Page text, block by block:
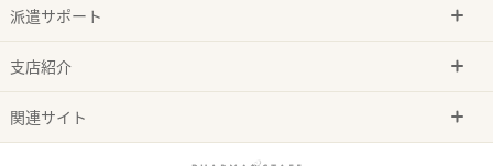
派遣サポート
支店紹介
関連サイト